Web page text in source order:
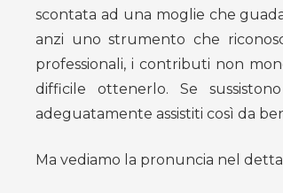
scontata ad una moglie che
anzi uno strumento che
professionali, i contributi non
difficile ottenerlo. Se
adeguatamente assistiti così da
Ma vediamo la pronuncia nel